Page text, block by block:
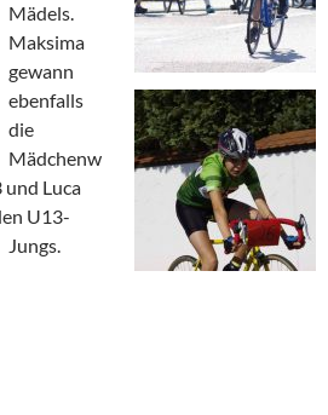
Mädels.
Maksima
gewann
ebenfalls
die
Mädchenw
und Luca
U13-
Jungs.